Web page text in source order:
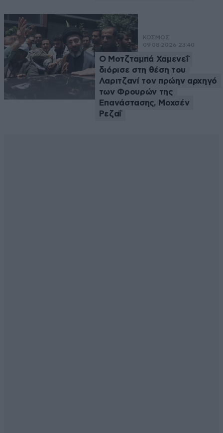
ΚΟΣΜΟΣ
09·08·2026 23:40
Ο Μοτζταμπά Χαμενεΐ
διόρισε στη θέση του
Λαριτζανί τον πρώην αρχηγό
των Φρουρών της
Επανάστασης, Μοχσέν
Ρεζαΐ